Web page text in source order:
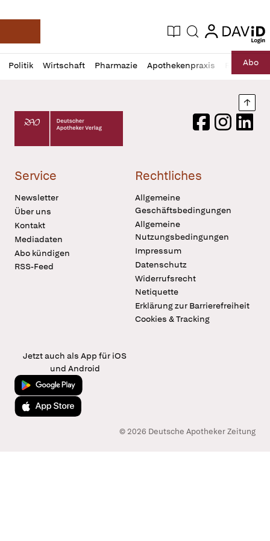
Deutsche Apotheker Zeitung
Aktuelle Ausgabe
Suche login
login
Politik Wirtschaft Pharmazie Apothekenpraxis RechtAbo
Profil
öffnen
Daz
Pur
Deutscher Apotheker Verlag Logo
FacebookInstagram
Service
Newsletter
Über uns
Kontakt
Mediadaten
Abo kündigen
RSS-Feed
Rechtliches
Allgemeine
Geschäftsbedingungen
Allgemeine
Nutzungsbedingungen
Impressum
Datenschutz
Widerrufsrecht
Netiquette
Erklärung zur Barrierefreiheit
Cookies & Tracking
Jetzt auch als App für iOS
und Android
Jetzt bei Google Play
Laden im App Store
© 2026 Deutsche Apotheker Zeitung